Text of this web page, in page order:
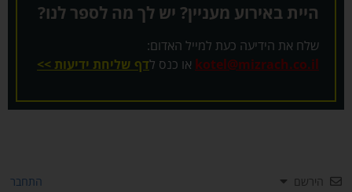
היית באירוע מעניין? יש לך מה לספר לנו?
שלח את הידיעה כעת למייל האדום:
kotel@mizrach.co.ilאו כנס לדף שליחת ידיעות >>
הירשם התחבר